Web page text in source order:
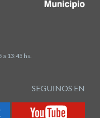
a 13:45 hs.
SEGUINOS EN